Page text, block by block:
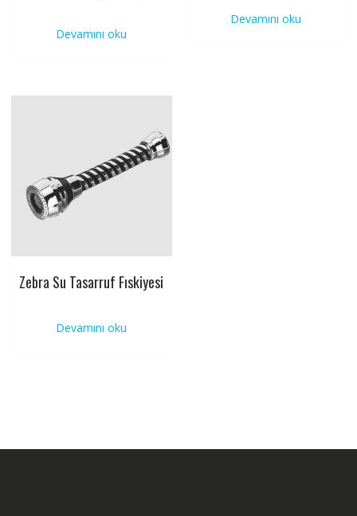
Devamını oku
Devamını oku
Zebra Su Tasarruf Fıskiyesi
Devamını oku